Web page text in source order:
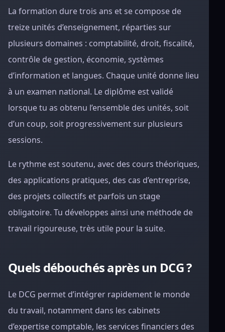
La formation dure trois ans et se compose de
treize unités d’enseignement, réparties sur
plusieurs domaines : comptabilité, droit, fiscalité,
contrôle de gestion, économie, systèmes
d’information et langues. Chaque unité donne lieu
à un examen national. Le diplôme est validé
lorsque tu as obtenu l’ensemble des unités, soit
d’un coup, soit progressivement sur plusieurs
sessions.
Le rythme est soutenu, avec des cours théoriques,
des applications pratiques, des cas d’entreprise,
des projets collectifs et parfois un stage
obligatoire. Tu développes ainsi une méthode de
travail rigoureuse, très utile pour la suite.
Quels débouchés après un DCG ?
Le DCG permet d’intégrer rapidement le monde
du travail, notamment dans les cabinets
d’expertise comptable, les services financiers des